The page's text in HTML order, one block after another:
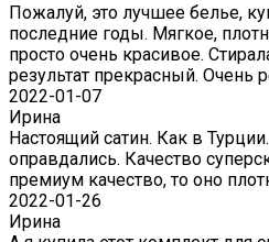
Пожалуй, это лучшее белье,
последние годы. Мягкое,
просто очень красивое.
результат прекрасный. Очень
2022-01-07
Ирина
Настоящий сатин. Как в
оправдались. Качество
премиум качество, то оно
2022-01-26
Ирина